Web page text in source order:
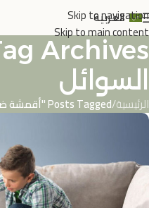
Skip to navigation
Skip to main content
العربية
السوائل
الرئيسية/Posts Tagged "أقمشة ضد السوائل"